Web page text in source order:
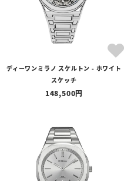
ディーワンミラノ スケルトン - ホワイト
スケッチ
148,500